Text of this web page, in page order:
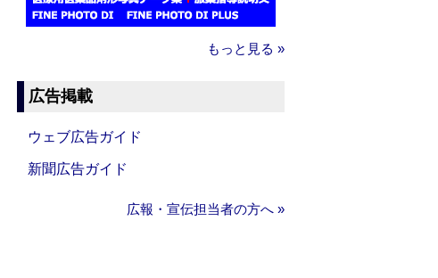
もっと見る »
広告掲載
ウェブ広告ガイド
新聞広告ガイド
広報・宣伝担当者の方へ »